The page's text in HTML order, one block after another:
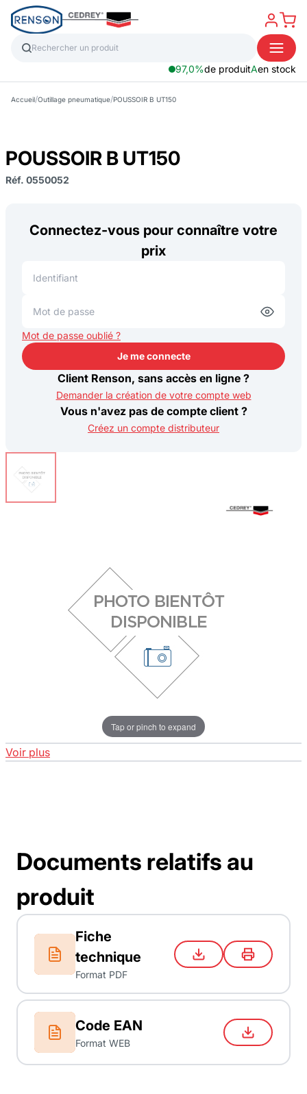
97,0%de produitAen stock
Accueil/Outillage pneumatique/POUSSOIR B UT150
Tap or pinch to expand
Voir plus
POUSSOIR B UT150
Réf. 0550052
Connectez-vous pour connaître votre
prix
Mot de passe oublié ?
Je me connecte
Je me connecte
Client Renson, sans accès en ligne ?
Demander la création de votre compte web
Vous n'avez pas de compte client ?
Créez un compte distributeur
Documents relatifs au
produit
Fiche
technique
Format PDF
Code EAN
Format WEB